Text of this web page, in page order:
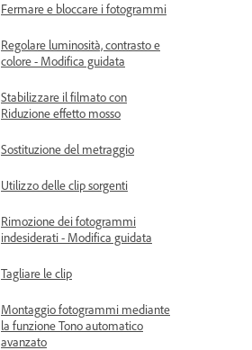
Fermare e bloccare i fotogrammi
Regolare luminosità, contrasto e
colore - Modifica guidata
Stabilizzare il filmato con
Riduzione effetto mosso
Sostituzione del metraggio
Utilizzo delle clip sorgenti
Rimozione dei fotogrammi
indesiderati - Modifica guidata
Tagliare le clip
Montaggio fotogrammi mediante
la funzione Tono automatico
avanzato